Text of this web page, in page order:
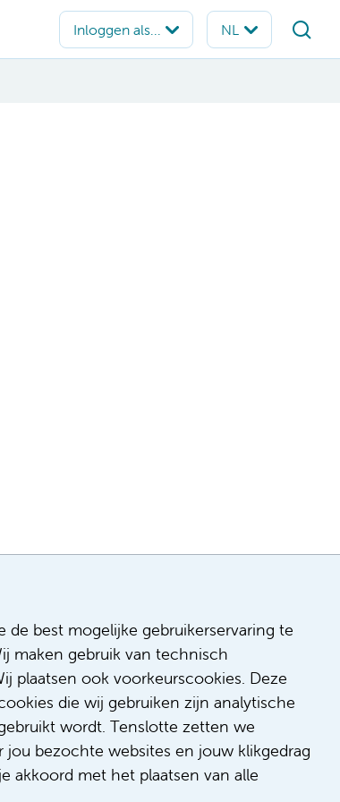
best mogelijke gebruikerservaring te
maken gebruik van technisch
plaatsen ook voorkeurscookies. Deze
die wij gebruiken zijn analytische
wordt. Tenslotte zetten we
bezochte websites en jouw klikgedrag
akkoord met het plaatsen van alle